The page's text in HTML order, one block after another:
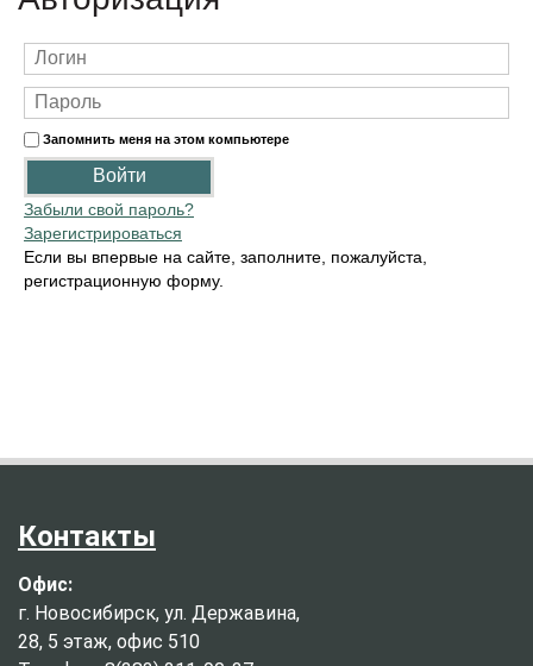
Запомнить меня на этом компьютере
Забыли свой пароль?
Зарегистрироваться
Если вы впервые на сайте, заполните, пожалуйста,
регистрационную форму.
Контакты
Офис:
г. Новосибирск, ул. Державина,
28, 5 этаж, офис 510